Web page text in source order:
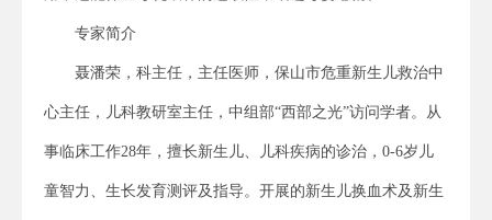
专家简介
聂潘荣，科主任，主任医师，保山市危重新生儿救治中
心主任，儿科教研室主任，中组部“西部之光”访问学者。从
事临床工作28年，擅长新生儿、儿科疾病的诊治，0-6岁儿
童智力、生长发育测评及指导。开展的新生儿换血术及新生